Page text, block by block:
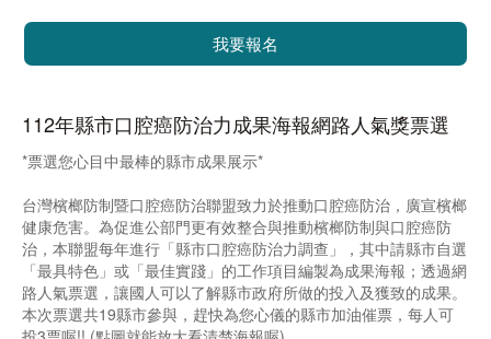
我要報名
112年縣市口腔癌防治力成果海報網路人氣獎票選
*票選您心目中最棒的縣市成果展示*
台灣檳榔防制暨口腔癌防治聯盟致力於推動口腔癌防治，廣宣檳榔
健康危害。為促進公部門更有效整合與推動檳榔防制與口腔癌防
治，本聯盟每年進行「縣市口腔癌防治力調查」，其中請縣市自選
「最具特色」或「最佳實踐」的工作項目編製為成果海報；透過網
路人氣票選，讓國人可以了解縣市政府所做的投入及獲致的成果。
本次票選共19縣市參與，趕快為您心儀的縣市加油催票，每人可